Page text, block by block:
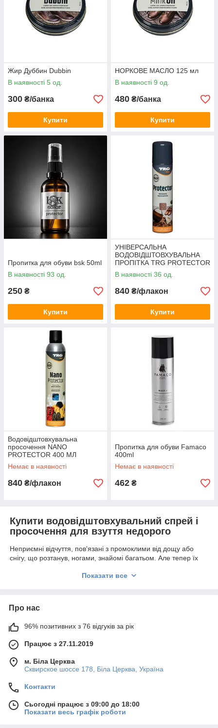
Жир Дуббин Dubbin
В наявності 5 од.
300 ₴/банка
Купити
НОРКОВЕ МАСЛО 125 мл
В наявності 9 од.
480 ₴/банка
Купити
Пропитка для обуви bsk 50ml
В наявності 93 од.
250 ₴
Купити
УНІВЕРСАЛЬНА
ВОДОВІДШТОВХУВАЛЬНА
ПРОПІТКА TRG PROTECTOR
250ML
В наявності 36 од.
840 ₴/флакон
Купити
Водовідштовхувальна
просочення NANO
PROTECTOR 400 МЛ
Немає в наявності
840 ₴/флакон
Пропитка для обуви Famaco
400ml
Немає в наявності
462 ₴
Купити водовідштовхувальний спрей і
просочення для взуття недорого
Неприємні відчуття, пов'язані з промоклими від дощу або
снігу, що розтанув, ногами, знайомі багатьом. Але тепер їх
якісні косметичні засоби для взуття. Правильний догляд не
виникнення ряду захворювань (грибкових хвороб, проблем з
бруньками, респіраторних інфекцій).
Спосіб застосування:
Очистити поверхню від пилу і забруднень за
допомогою уходовых засобів.
Струсити аерозоль і рівномірно нанести на сухий
виріб на відстані 15 - 20 см Важливо, щоб балон
розпилювачем вгору.
Залишити до повного висихання.
Нанести повторно через 20 -30 хв. Кількість шарів
Показати все
Про нас
96% позитивних з 76 відгуків за рік
Працює з 27.11.2019
м. Біла Церква
Сквирское шоссе 178, Біла Церква, Україна
Контакти
Сьогодні працює з 09:00 до 18:00
Показати весь графік роботи